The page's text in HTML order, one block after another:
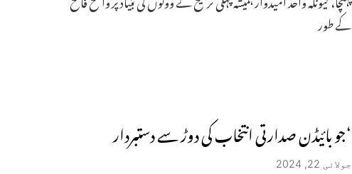
کے طور
‘جو بائیڈن صدارتی انتخاب کی دوڑ سے دستبردار
جولائی 22, 2024